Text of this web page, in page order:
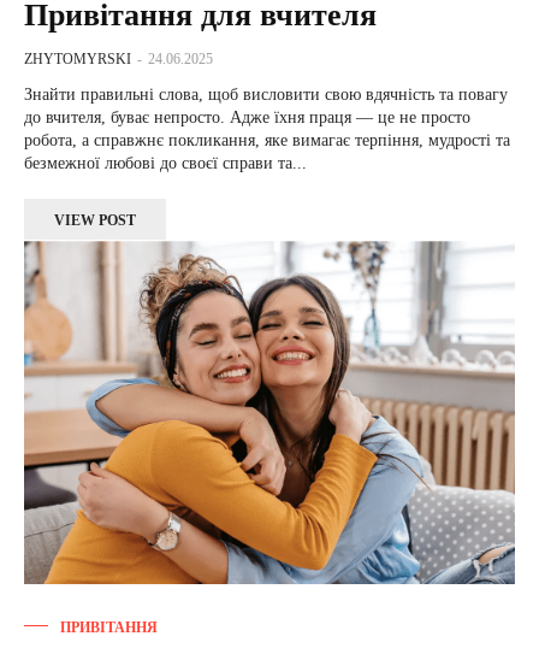
Привітання для вчителя
ZHYTOMYRSKI - 24.06.2025
Знайти правильні слова, щоб висловити свою вдячність та повагу
до вчителя, буває непросто. Адже їхня праця — це не просто
робота, а справжнє покликання, яке вимагає терпіння, мудрості та
безмежної любові до своєї справи та...
VIEW POST
ПРИВІТАННЯ